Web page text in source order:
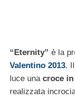
“Eternity” è la
Valentino 2013.
luce una croce
realizzata